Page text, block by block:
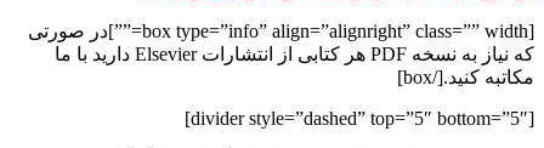
[box type=”info” align=”alignright” class=”” width=””]در صورتی
که نیاز به نسخه PDF هر کتابی از انتشارات Elsevier دارید با ما
مکاتبه کنید.[/box]
[divider style=”dashed” top=”5″ bottom=”5″]